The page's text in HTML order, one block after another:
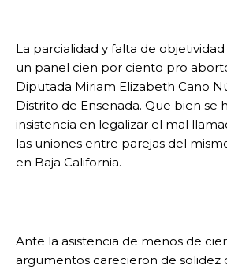
La parcialidad y falta de
un panel cien por ciento pro
Diputada Miriam Elizabeth Cano
Distrito de Ensenada. Que bien se
insistencia en legalizar el mal
las uniones entre parejas del
en Baja California.
Ante la asistencia de menos de
argumentos carecieron de solidez